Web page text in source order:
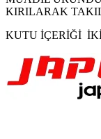
KIRILARAK
KUTU İÇERİĞİ